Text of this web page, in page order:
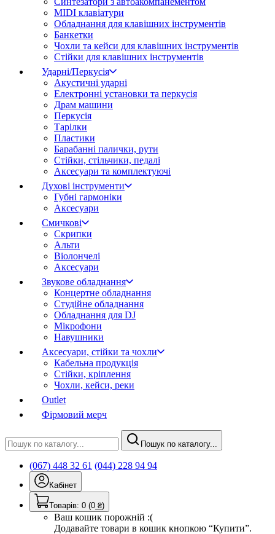
MIDI клавіатури
Обладнання для клавішних інструментів
Банкетки
Чохли та кейси для клавішних інструментів
Стійки для клавішних інструментів
Ударні/Перкусія
Акустичні ударні
Електронні установки та перкусія
Драм машини
Перкусія
Тарілки
Пластики
Барабанні палички, рути
Стійки, стільчики, педалі
Аксесуари та комплектуючі
Духові інструменти
Губні гармоніки
Аксесуари
Смичкові
Скрипки
Альти
Віолончелі
Аксесуари
Звукове обладнання
Концертне обладнання
Студійне обладнання
Обладнання для DJ
Мікрофони
Навушники
Аксесуари, стійки та чохли
Кабельна продукція
Стійки, кріплення
Чохли, кейси, реки
Outlet
Фірмовий мерч
Пошук по каталогу...
(067) 448 32 61 (044) 228 94 94
Кабінет
Товарів: 0 (0 ₴)
Ваш кошик порожній :(
Додавайте товари в кошик кнопкою “Купити”.